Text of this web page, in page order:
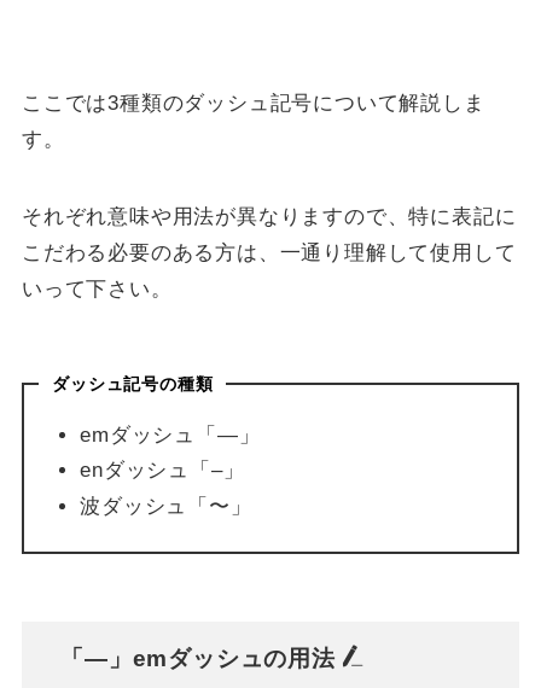
ここでは3種類のダッシュ記号について解説しま
す。
それぞれ意味や用法が異なりますので、特に表記に
こだわる必要のある方は、一通り理解して使用して
いって下さい。
ダッシュ記号の種類
emダッシュ「—」
enダッシュ「–」
波ダッシュ「〜」
「—」emダッシュの用法